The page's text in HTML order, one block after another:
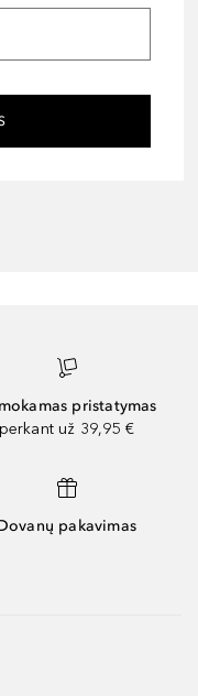
pristatymas
perkant už 39,95 €
pakavimas